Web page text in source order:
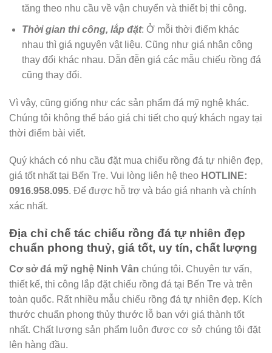
tăng theo nhu cầu về vận chuyển và thiết bị thi công.
Thời gian thi công, lắp đặt: Ở mỗi thời điểm khác
nhau thì giá nguyên vật liệu. Cũng như giá nhân công
thay đổi khác nhau. Dẫn đễn giá các mẫu chiếu rồng đá
cũng thay đổi.
Vì vậy, cũng giống như các sản phẩm đá mỹ nghệ khác.
Chúng tôi không thể báo giá chi tiết cho quý khách ngay tại
thời điểm bài viết.
Quý khách có nhu cầu đặt mua chiếu rồng đá tự nhiên đẹp,
giá tốt nhất tại Bến Tre. Vui lòng liên hệ theo HOTLINE:
0916.958.095. Để được hỗ trợ và báo giá nhanh và chính
xác nhất.
Địa chỉ chế tác chiếu rồng đá tự nhiên đẹp
chuẩn phong thuỷ, giá tốt, uy tín, chất lượng
Cơ sở đá mỹ nghệ Ninh Vân chúng tôi. Chuyên tư vấn,
thiết kế, thi công lắp đặt chiếu rồng đá tại Bến Tre và trên
toàn quốc. Rất nhiều mẫu chiếu rồng đá tự nhiên đẹp. Kích
thước chuẩn phong thủy thước lỗ ban với giá thành tốt
nhất. Chất lượng sản phẩm luôn được cơ sở chúng tôi đặt
lên hàng đầu.